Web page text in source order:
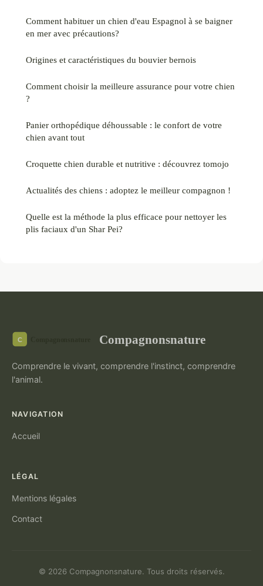
Comment habituer un chien d'eau Espagnol à se baigner
en mer avec précautions?
Origines et caractéristiques du bouvier bernois
Comment choisir la meilleure assurance pour votre chien
?
Panier orthopédique déhoussable : le confort de votre
chien avant tout
Croquette chien durable et nutritive : découvrez tomojo
Actualités des chiens : adoptez le meilleur compagnon !
Quelle est la méthode la plus efficace pour nettoyer les
plis faciaux d'un Shar Pei?
Compagnonsnature
Comprendre le vivant, comprendre l'instinct, comprendre
l'animal.
NAVIGATION
Accueil
LÉGAL
Mentions légales
Contact
© 2026 Compagnonsnature. Tous droits réservés.